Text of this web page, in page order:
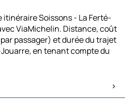
Soissons - La Ferté-
ViaMichelin. Distance, coût
passager) et durée du trajet
en tenant compte du